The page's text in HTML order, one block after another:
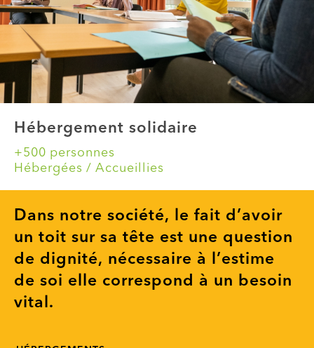
Hébergement solidaire
+500 personnes
Hébergées / Accueillies
Dans notre société, le fait d’avoir
un toit sur sa tête est une question
de dignité, nécessaire à l’estime
de soi elle correspond à un besoin
vital.